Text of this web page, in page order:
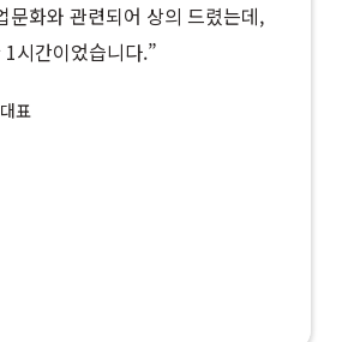
문화와 관련되어 상의 드렸는데,
시간이었습니다.”
표